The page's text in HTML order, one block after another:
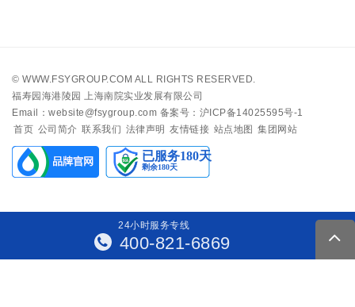
© WWW.FSYGROUP.COM ALL RIGHTS RESERVED.
福寿园海港陵园 上海南院实业发展有限公司
Email：website@fsygroup.com 备案号：沪ICP备14025595号-1
首页 公司简介 联系我们 法律声明 友情链接 站点地图 集团网站
24小时服务专线
400-821-6869